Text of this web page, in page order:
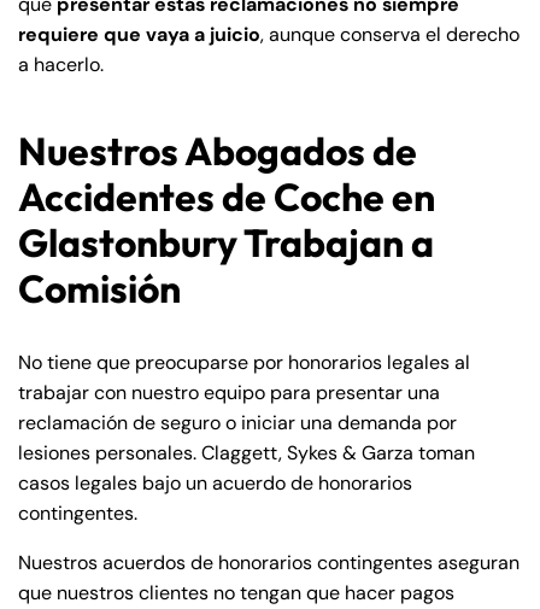
requiere que vaya a juicio, aunque conserva el derecho
a hacerlo.
Nuestros Abogados de
Accidentes de Coche en
Glastonbury Trabajan a
Comisión
No tiene que preocuparse por honorarios legales al
trabajar con nuestro equipo para presentar una
reclamación de seguro o iniciar una demanda por
lesiones personales. Claggett, Sykes & Garza toman
casos legales bajo un acuerdo de honorarios
contingentes.
Nuestros acuerdos de honorarios contingentes aseguran
que nuestros clientes no tengan que hacer pagos